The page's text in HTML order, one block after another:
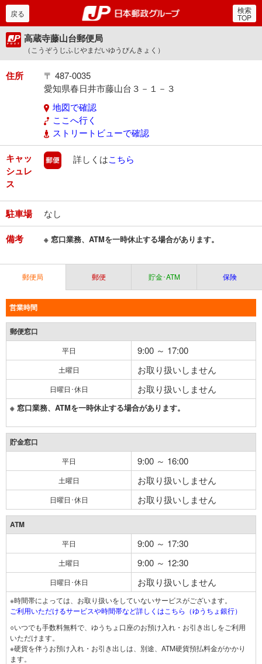
郵便局・日本郵政グルー
戻る 検索
TOP
高蔵寺藤山台郵便局
（こうぞうじふじやまだいゆうびんきょく）
住所
〒 487-0035
愛知県春日井市藤山台３－１－３
地図で確認
ここへ行く
ストリートビューで確認
キャッ
シュレ
ス
郵便
詳しくはこちら
駐車場 なし
備考 ※ 窓口業務、ATMを一時休止する場合があります。
郵便局 郵便 貯金･ATM 保険
営業時間
郵便窓口
平日 9:00 ～ 17:00
土曜日 お取り扱いしません
日曜日･休日 お取り扱いしません
※ 窓口業務、ATMを一時休止する場合があります。
貯金窓口
平日 9:00 ～ 16:00
土曜日 お取り扱いしません
日曜日･休日 お取り扱いしません
ATM
平日 9:00 ～ 17:30
土曜日 9:00 ～ 12:30
日曜日･休日 お取り扱いしません
※時間帯によっては、お取り扱いをしていないサービスがございます。
ご利用いただけるサービスや時間帯など詳しくはこちら（ゆうちょ銀行）
○いつでも手数料無料で、ゆうちょ口座のお預け入れ・お引き出しをご利用
いただけます。
※硬貨を伴うお預け入れ・お引き出しは、別途、ATM硬貨預払料金がかかり
ます。